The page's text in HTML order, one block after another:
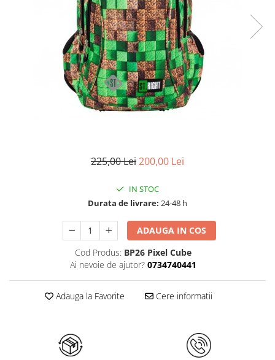
225,00 Lei200,00 Lei
IN STOC
Durata de livrare: 24-48 h
ADAUGA IN COS
Cod Produs: BP26 Pixel Cube
Ai nevoie de ajutor? 0734740441
Adauga la Favorite Cere informatii